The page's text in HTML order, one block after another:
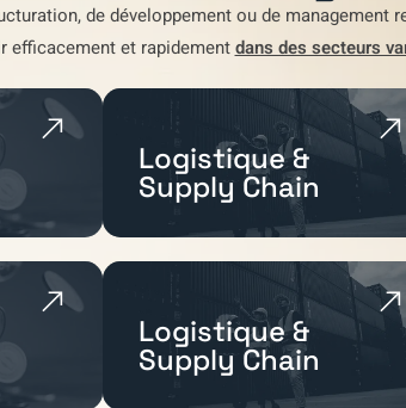
,de développementou de management
efficacement et rapidementdans des secteurs
Logistique &
Supply Chain
Logistique &
Supply Chain